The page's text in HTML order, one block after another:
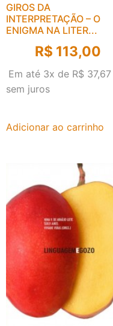
GIROS DA
INTERPRETAÇÃO – O
ENIGMA NA LITER...
R$ 113,00
Em até 3x de R$ 37,67
sem juros
Adicionar ao carrinho